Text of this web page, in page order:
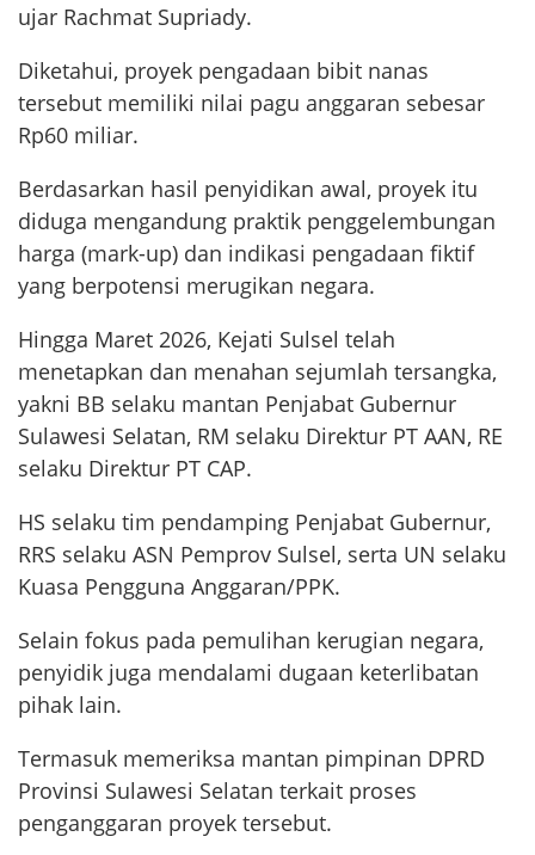
ujar Rachmat Supriady.
Diketahui, proyek pengadaan bibit nanas
tersebut memiliki nilai pagu anggaran sebesar
Rp60 miliar.
Berdasarkan hasil penyidikan awal, proyek itu
diduga mengandung praktik penggelembungan
harga (mark-up) dan indikasi pengadaan fiktif
yang berpotensi merugikan negara.
Hingga Maret 2026, Kejati Sulsel telah
menetapkan dan menahan sejumlah tersangka,
yakni BB selaku mantan Penjabat Gubernur
Sulawesi Selatan, RM selaku Direktur PT AAN, RE
selaku Direktur PT CAP.
HS selaku tim pendamping Penjabat Gubernur,
RRS selaku ASN Pemprov Sulsel, serta UN selaku
Kuasa Pengguna Anggaran/PPK.
Selain fokus pada pemulihan kerugian negara,
penyidik juga mendalami dugaan keterlibatan
pihak lain.
Termasuk memeriksa mantan pimpinan DPRD
Provinsi Sulawesi Selatan terkait proses
penganggaran proyek tersebut.